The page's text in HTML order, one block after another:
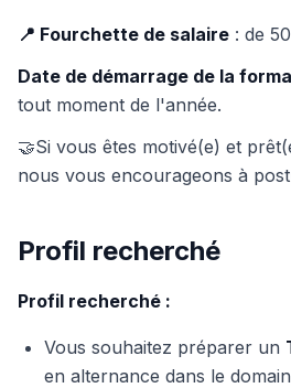
📍 Fourchette de salaire : de
Date de démarrage de la
tout moment de l'année.
🤝Si vous êtes motivé(e) et
nous vous encourageons à
Profil recherché
Profil recherché :
Vous souhaitez préparer un
en alternance dans le